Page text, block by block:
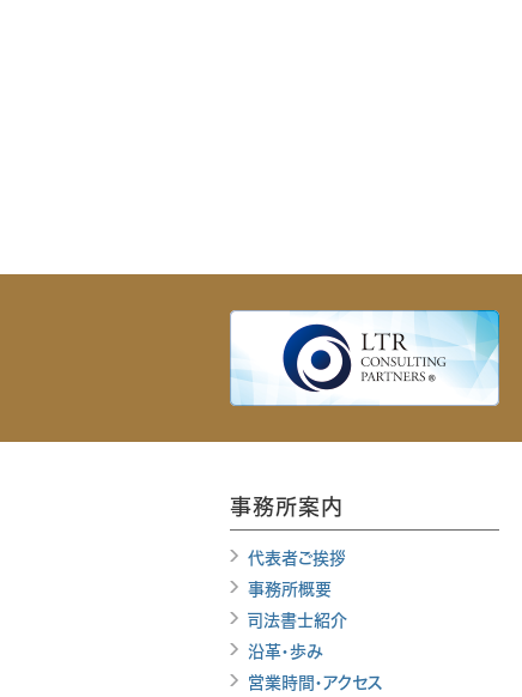
事務所案内
代表者ご挨拶
事務所概要
司法書士紹介
沿革・歩み
営業時間・アクセス